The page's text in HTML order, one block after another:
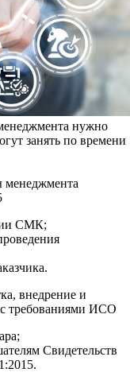
нужно
занять по времени
менеджмента
СМК;
внедрение и
требованиями ИСО
Свидетельств